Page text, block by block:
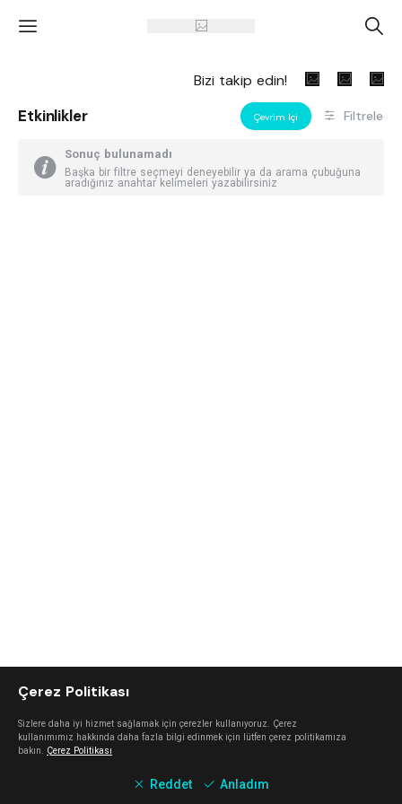
' A
Bizi takip edin!
Etkinlikler Çevrim Içi Filtrele
Sonuç bulunamadı
Başka bir filtre seçmeyi deneyebilir ya da arama çubuğuna
aradığınız anahtar kelimeleri yazabilirsiniz
Çerez Politikası
Sizlere daha iyi hizmet sağlamak için çerezler kullanıyoruz. Çerez
kullanımımız hakkında daha fazla bilgi edinmek için lütfen çerez politikamıza
bakın. Çerez Politikası
Reddet Anladım